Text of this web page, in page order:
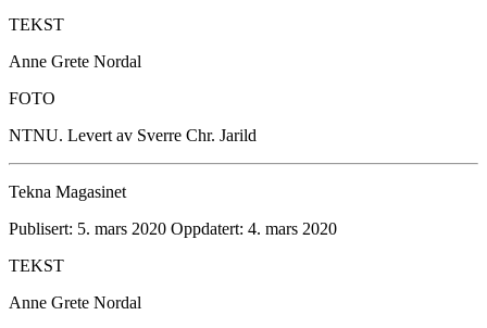
TEKST
Anne Grete Nordal
FOTO
NTNU. Levert av Sverre Chr. Jarild
Tekna Magasinet
Publisert: 5. mars 2020 Oppdatert: 4. mars 2020
TEKST
Anne Grete Nordal